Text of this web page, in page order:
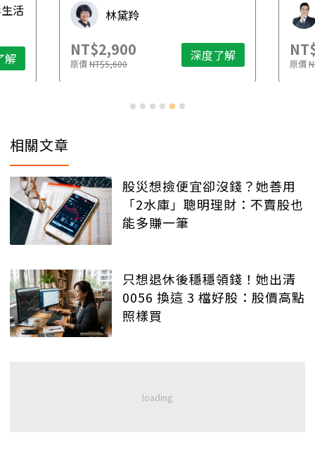
解
財稅專家 朱家棟
NT$2,500
原價NT$4,888 深度了解 原價
相關文章
股災想撿便宜卻沒錢？她善用
「2水庫」聰明理財：不賣股也
能多賺一筆
只想退休後穩穩領錢！她出清
0056 換這 3 檔好股：股價高點
照樣買